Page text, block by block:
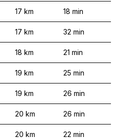
17 km 18 min
17 km 32 min
18 km 21 min
19 km 25 min
19 km 26 min
20 km 26 min
20 km 22 min